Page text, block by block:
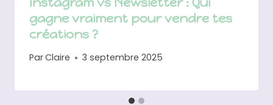
gagne vraiment pour vendre tes
créations ?
ParClaire 3 septembre 2025